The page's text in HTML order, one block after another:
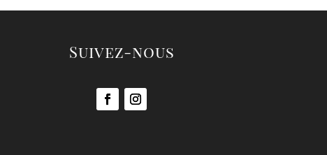
Suivez-nous